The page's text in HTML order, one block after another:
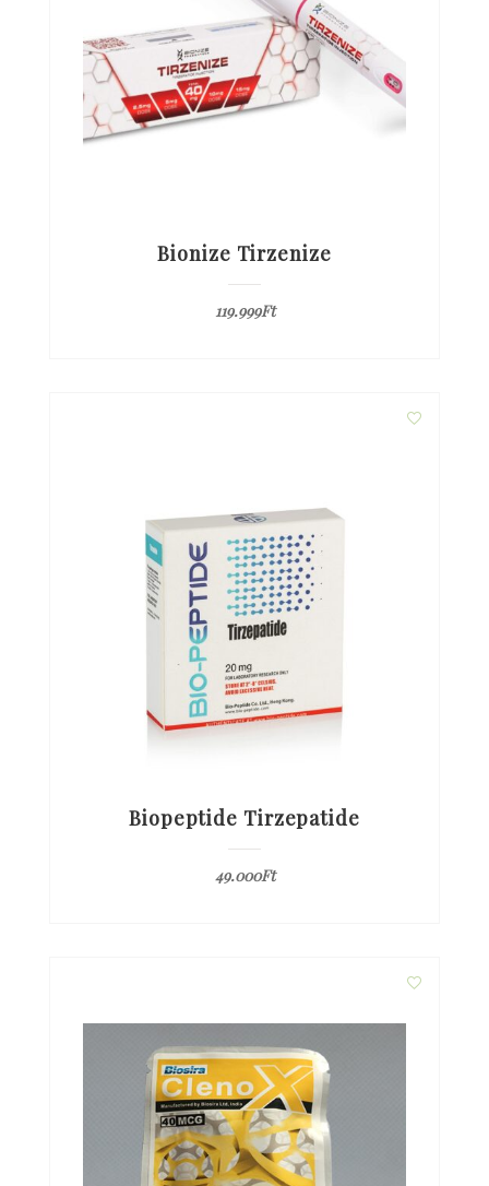
Bionize Tirzenize
119.999Ft
Biopeptide Tirzepatide
49.000Ft